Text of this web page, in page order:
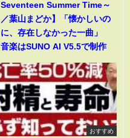
Seventeen Summer Time～
／葉山まどか】「懐かしいの
に、存在しなかった一曲」
音楽はSUNO AI V5.5で制作
おすすめ